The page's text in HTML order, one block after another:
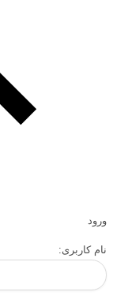
ورود
نام کاربری: